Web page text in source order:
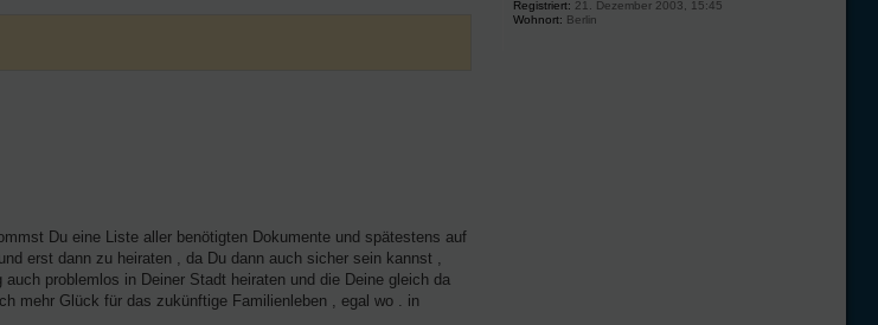
Du eine Liste aller benötigten Dokumente und spätestens auf
erst dann zu heiraten , da Du dann auch sicher sein kannst ,
problemlos in Deiner Stadt heiraten und die Deine gleich da
mehr Glück für das zukünftige Familienleben , egal wo . in
Registriert: 21. Dezember 2003, 15:45
Wohnort: Berlin